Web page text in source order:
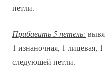
петли.
Прибавить 5 петель:
1 изнаночная, 1 лицевая,
следующей петли.